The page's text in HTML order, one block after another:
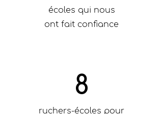
écoles qui nous
ont fait confiance
8
ruchers-écoles pour